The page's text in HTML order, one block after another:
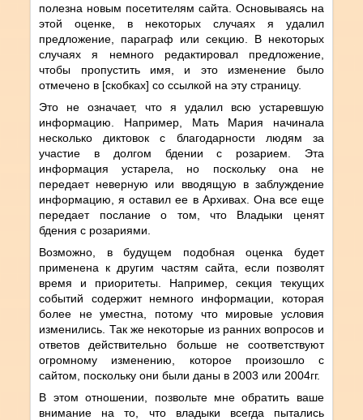
полезна новым посетителям сайта. Основываясь на
этой оценке, в некоторых случаях я удалил
предложение, параграф или секцию. В некоторых
случаях я немного редактировал предложение,
чтобы пропустить имя, и это изменение было
отмечено в [скобках] со ссылкой на эту страницу.
Это не означает, что я удалил всю устаревшую
информацию. Например, Мать Мария начинала
несколько диктовок с благодарности людям за
участие в долгом бдении с розарием. Эта
информация устарела, но поскольку она не
передает неверную или вводящую в заблуждение
информацию, я оставил ее в Архивах. Она все еще
передает послание о том, что Владыки ценят
бдения с розариями.
Возможно, в будущем подобная оценка будет
применена к другим частям сайта, если позволят
время и приоритеты. Например, секция текущих
событий содержит немного информации, которая
более не уместна, потому что мировые условия
изменились. Так же некоторые из ранних вопросов и
ответов действительно больше не соответствуют
огромному изменению, которое произошло с
сайтом, поскольку они были даны в 2003 или 2004гг.
В этом отношении, позвольте мне обратить ваше
внимание на то, что владыки всегда пытались